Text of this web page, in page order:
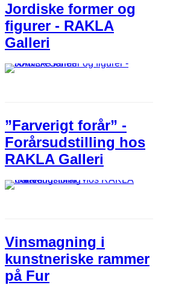
Jordiske former og
figurer - RAKLA
Galleri
”Farverigt forår” -
Forårsudstilling hos
RAKLA Galleri
Vinsmagning i
kunstneriske rammer
på Fur